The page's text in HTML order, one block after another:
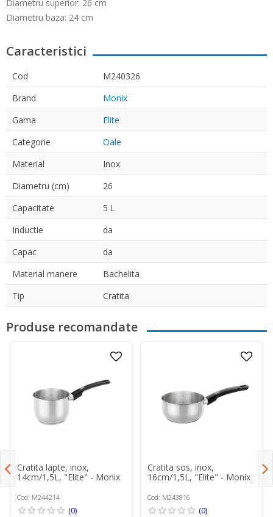
Diametru superior: 26 cm
Diametru baza: 24 cm
Caracteristici
Cod
M240326
Brand
Monix
Gama
Elite
Categorie
Oale
Material
Inox
Diametru (cm)
26
Capacitate
5 L
Inductie
da
Capac
da
Material manere
Bachelita
Tip
Cratita
Produse recomandate
Cratita lapte, inox,
14cm/1,5L, "Elite" - Monix
Cod: M244214
(0)
Cratita sos, inox,
16cm/1,5L, "Elite" - Monix
Cod: M243816
(0)